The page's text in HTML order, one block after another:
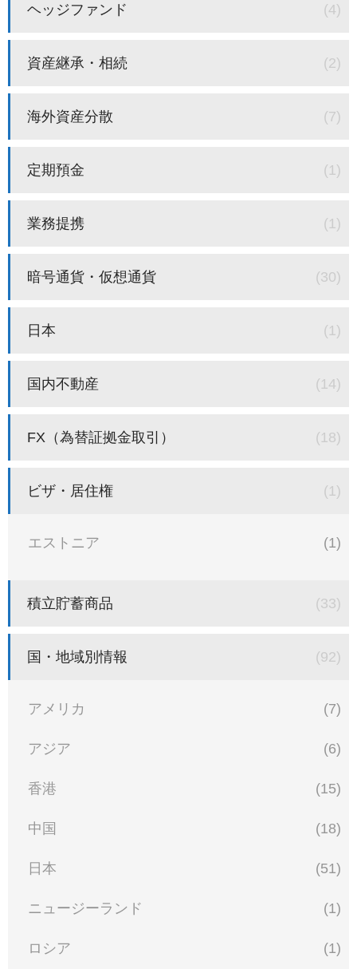
ヘッジファンド (4)
資産継承・相続 (2)
海外資産分散 (7)
定期預金 (1)
業務提携 (1)
暗号通貨・仮想通貨 (30)
日本 (1)
国内不動産 (14)
FX（為替証拠金取引） (18)
ビザ・居住権 (1)
エストニア (1)
積立貯蓄商品 (33)
国・地域別情報 (92)
アメリカ (7)
アジア (6)
香港 (15)
中国 (18)
日本 (51)
ニュージーランド (1)
ロシア (1)